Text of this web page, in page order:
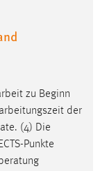
zu Beginn
der
(4) Die
Punkte
anzuzeigen.